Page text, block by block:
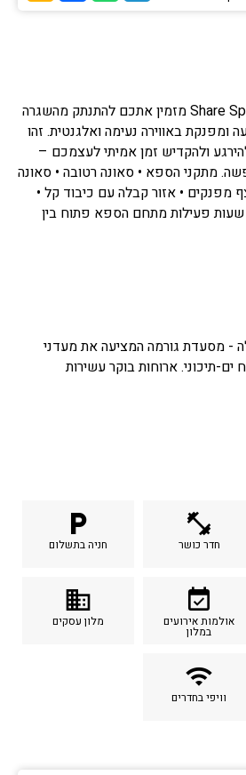
Share Spa מבית רשת Share Spa מזמין אתכם להתנתק מהשגרה
ומפנקת באווירה נעימה ואלגנטית. זהו
ולהקדיש זמן אמיתי לעצמכם –
מתקני הספא • סאונה רטובה • סאונה
קצף מפנקים • אזור קבלה עם כיבוד קל •
שעות פעילות מתחם הספא פתוח בין
- מסעדת גורמה המציעה את מעדני
תיכוני. ארוחות בוקר עשירות
fitness_center
חדר כושר
local_parking
חניה בתשלום
event_available
אולמות אירועים
במלון
business
מלון עסקים
wifi
וויפי בחדרים